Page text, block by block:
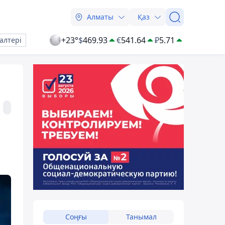
Алматы Қаз
+23°$469.93 €541.64 ₽5.71
Соңғы Танымал